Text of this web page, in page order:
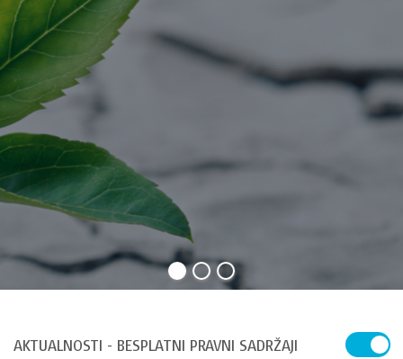
AKTUALNOSTI - BESPLATNI PRAVNI SADRŽAJI